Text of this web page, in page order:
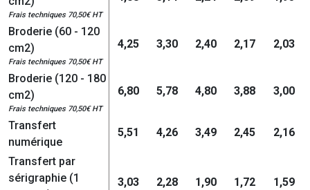
Frais techniques 70,50€ HT
Broderie (60 - 120
cm2)
Frais techniques 70,50€ HT
4,25 3,30 2,40 2,17 2,03
Broderie (120 - 180
cm2)
Frais techniques 70,50€ HT
6,80 5,78 4,80 3,88 3,00
Transfert
numérique
5,51 4,26 3,49 2,45 2,16
Transfert par
sérigraphie (1
3,03 2,28 1,90 1,72 1,59